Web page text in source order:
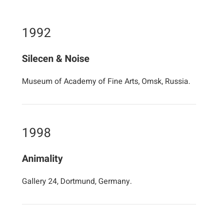
1992
Silecen & Noise
Museum of Academy of Fine Arts, Omsk, Russia.
1998
Animality
Gallery 24, Dortmund, Germany.